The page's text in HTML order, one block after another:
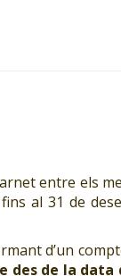
entre els
al 31 de
d’un
des de la data